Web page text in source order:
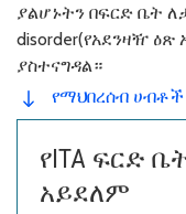
ያልሆኑትን በፍርድ ቤት
disorder(የአደንዛዥ
ያስተናግዳል።
የማህበረሰብ ሀብቶች
የITA ፍርድ
አይደለም